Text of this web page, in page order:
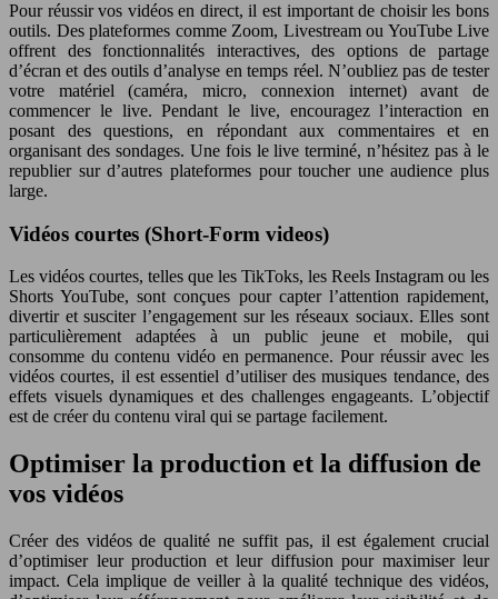
Pour réussir vos vidéos en direct, il est important de choisir les bons
outils. Des plateformes comme Zoom, Livestream ou YouTube Live
offrent des fonctionnalités interactives, des options de partage
d’écran et des outils d’analyse en temps réel. N’oubliez pas de tester
votre matériel (caméra, micro, connexion internet) avant de
commencer le live. Pendant le live, encouragez l’interaction en
posant des questions, en répondant aux commentaires et en
organisant des sondages. Une fois le live terminé, n’hésitez pas à le
republier sur d’autres plateformes pour toucher une audience plus
large.
Vidéos courtes (Short-Form videos)
Les vidéos courtes, telles que les TikToks, les Reels Instagram ou les
Shorts YouTube, sont conçues pour capter l’attention rapidement,
divertir et susciter l’engagement sur les réseaux sociaux. Elles sont
particulièrement adaptées à un public jeune et mobile, qui
consomme du contenu vidéo en permanence. Pour réussir avec les
vidéos courtes, il est essentiel d’utiliser des musiques tendance, des
effets visuels dynamiques et des challenges engageants. L’objectif
est de créer du contenu viral qui se partage facilement.
Optimiser la production et la diffusion de
vos vidéos
Créer des vidéos de qualité ne suffit pas, il est également crucial
d’optimiser leur production et leur diffusion pour maximiser leur
impact. Cela implique de veiller à la qualité technique des vidéos,